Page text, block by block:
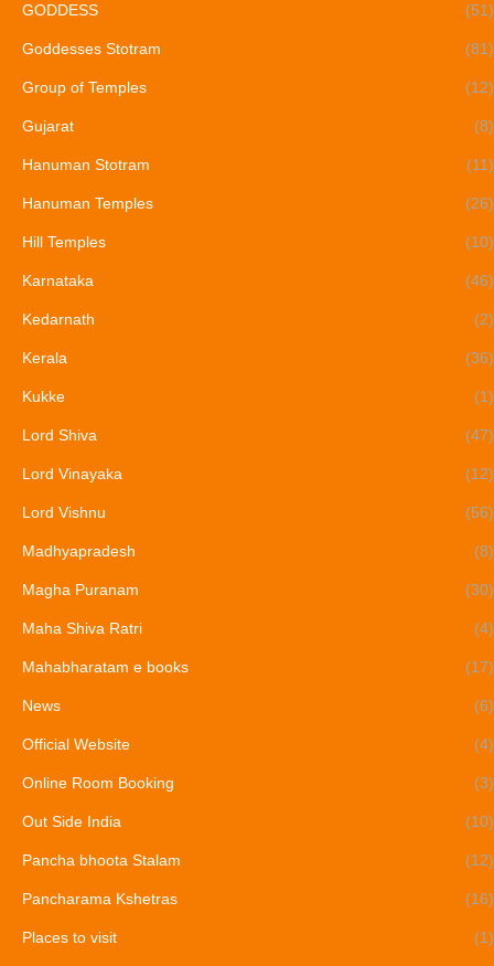
GODDESS (51)
Goddesses Stotram (81)
Group of Temples (12)
Gujarat (8)
Hanuman Stotram (11)
Hanuman Temples (26)
Hill Temples (10)
Karnataka (46)
Kedarnath (2)
Kerala (36)
Kukke (1)
Lord Shiva (47)
Lord Vinayaka (12)
Lord Vishnu (56)
Madhyapradesh (8)
Magha Puranam (30)
Maha Shiva Ratri (4)
Mahabharatam e books (17)
News (6)
Official Website (4)
Online Room Booking (3)
Out Side India (10)
Pancha bhoota Stalam (12)
Pancharama Kshetras (16)
Places to visit (1)